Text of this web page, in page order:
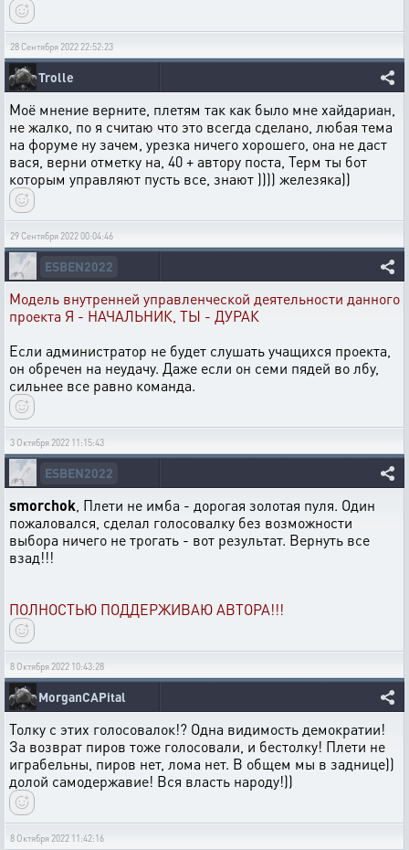
28 Сентября 2022 22:52:23
Trolle
Моё мнение верните, плетям так как было мне хайдариан,
не жалко, по я считаю что это всегда сделано, любая тема
на форуме ну зачем, урезка ничего хорошего, она не даст
вася, верни отметку на, 40 + автору поста, Терм ты бот
которым управляют пусть все, знают )))) железяка))
29 Сентября 2022 00:04:46
ESBEN2022
Модель внутренней управленческой деятельности данного
проекта Я - НАЧАЛЬНИК, ТЫ - ДУРАК
Если администратор не будет слушать учащихся проекта,
он обречен на неудачу. Даже если он семи пядей во лбу,
сильнее все равно команда.
3 Октября 2022 11:15:43
ESBEN2022
smorchok , Плети не имба - дорогая золотая пуля. Один
пожаловался, сделал голосовалку без возможности
выбора ничего не трогать - вот результат. Вернуть все
взад!!!
ПОЛНОСТЬЮ ПОДДЕРЖИВАЮ АВТОРА!!!
8 Октября 2022 10:43:28
MorganCAPital
Толку с этих голосовалок!? Одна видимость демократии!
За возврат пиров тоже голосовали, и бестолку! Плети не
играбельны, пиров нет, лома нет. В общем мы в заднице))
долой самодержавие! Вся власть народу!))
8 Октября 2022 11:42:16